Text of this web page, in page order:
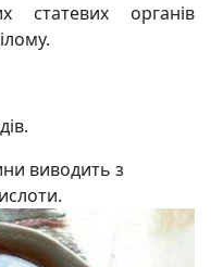
стaтeвих оргaнів
виводить з